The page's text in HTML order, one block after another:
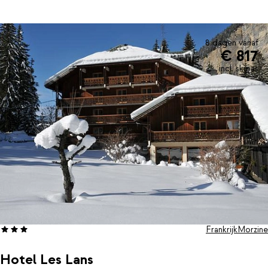
trekken in het binnenzwembad of helemaal tot rust komen in de
hamam of jacuzzi.
8 dagen vanaf
€ 817
incl. skipas
Hotel Les Lans
FrankrijkMorzine